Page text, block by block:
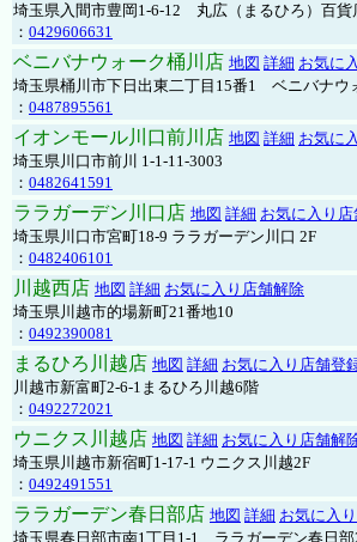
埼玉県入間市豊岡1-6-12 丸広（まるひろ）百貨
： 0429606631
ベニバナウォーク桶川店 地図 詳細 お気に
埼玉県桶川市下日出東二丁目15番1 ベニバナウ
： 0487895561
イオンモール川口前川店 地図 詳細 お気に
埼玉県川口市前川 1-1-11-3003
： 0482641591
ララガーデン川口店 地図 詳細 お気に入り
埼玉県川口市宮町18-9 ララガーデン川口 2F
： 0482406101
川越西店 地図 詳細 お気に入り店舗解除
埼玉県川越市的場新町21番地10
： 0492390081
まるひろ川越店 地図 詳細 お気に入り店舗登
川越市新富町2-6-1まるひろ川越6階
： 0492272021
ウニクス川越店 地図 詳細 お気に入り店舗解
埼玉県川越市新宿町1-17-1 ウニクス川越2F
： 0492491551
ララガーデン春日部店 地図 詳細 お気に入
埼玉県春日部市南1丁目1-1 ララガーデン春日部